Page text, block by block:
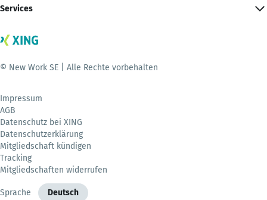
Services
© New Work SE | Alle Rechte vorbehalten
Impressum
AGB
Datenschutz bei XING
Datenschutzerklärung
Mitgliedschaft kündigen
Tracking
Mitgliedschaften widerrufen
Sprache Deutsch